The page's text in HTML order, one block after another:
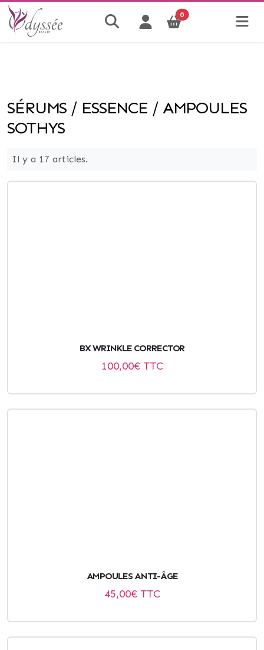
0
SÉRUMS / ESSENCE / AMPOULES
SOTHYS
Il y a 17 articles.
BX WRINKLE CORRECTOR
100,00€ TTC
AMPOULES ANTI-ÂGE
45,00€ TTC